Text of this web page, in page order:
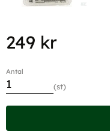
249 kr
Antal
st